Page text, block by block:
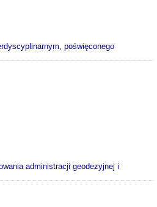
poświęconego
administracji geodezyjnej i